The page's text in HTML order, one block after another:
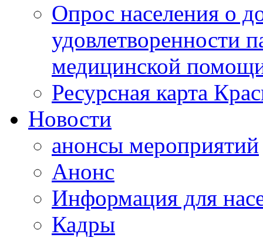
Опрос населения о
удовлетворенности
медицинской
Ресурсная карта
Новости
анонсы мероприятий
Анонс
Информация для
Кадры